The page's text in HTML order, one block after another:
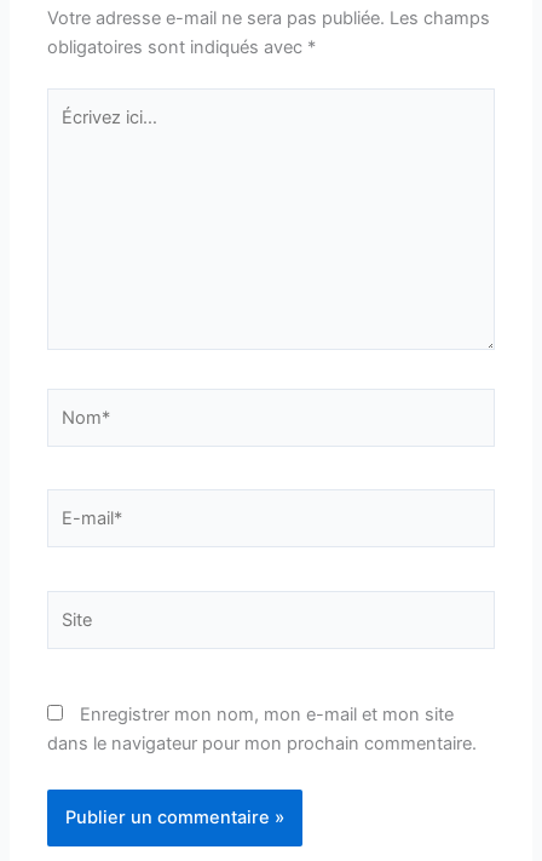
Votre adresse e-mail ne sera pas publiée. Les champs
obligatoires sont indiqués avec *
Écrivez
ici…
mail*
Enregistrer mon nom, mon e-mail et mon site
dans le navigateur pour mon prochain commentaire.